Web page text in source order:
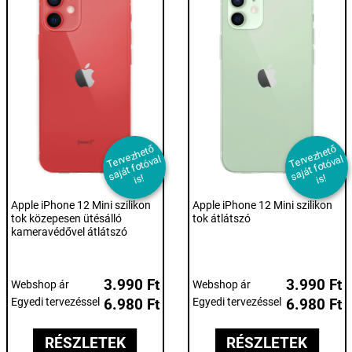
T
er
v
e
z
h
et
ő
s
aj
át f
ot
ó
v
al
i
s!
Apple iPhone 12 Mini szilikon
tok közepesen ütésálló
kameravédővel átlátszó
Webshop ár 3.990 Ft
Egyedi tervezéssel 6.980 Ft
RÉSZLETEK
T
er
v
e
z
h
et
ő
s
aj
át f
ot
ó
v
al
i
s!
Apple iPhone 12 Mini szilikon
tok átlátszó
Webshop ár 3.990 Ft
Egyedi tervezéssel 6.980 Ft
RÉSZLETEK